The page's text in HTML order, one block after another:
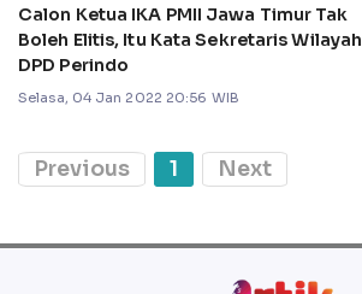
Calon Ketua IKA PMII Jawa Timur Tak
Boleh Elitis, Itu Kata Sekretaris Wilayah
DPD Perindo
Selasa, 04 Jan 2022 20:56 WIB
Previous 1 Next